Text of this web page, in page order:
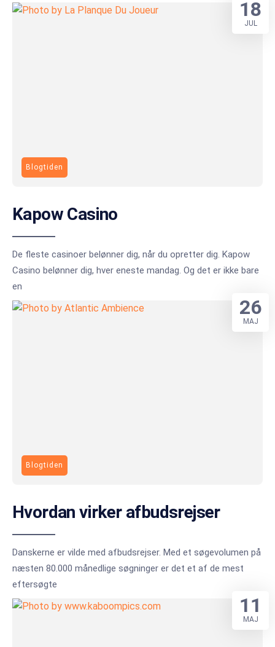
Blogtiden
Kapow Casino
De fleste casinoer belønner dig, når du opretter dig. Kapow
Casino belønner dig, hver eneste mandag. Og det er ikke bare
en
18
JUL
Blogtiden
Hvordan virker afbudsrejser
Danskerne er vilde med afbudsrejser. Med et søgevolumen på
næsten 80.000 månedlige søgninger er det et af de mest
eftersøgte
26
MAJ
11
MAJ